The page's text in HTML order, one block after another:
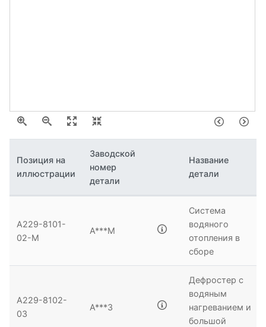
Позиция на
иллюстрации
Заводской
номер
детали
Название
детали
A229-8101-
02-M
A***M
Система
водяного
отопления в
сборе
A229-8102-
03
A***3
Дефростер с
водяным
нагреванием и
большой